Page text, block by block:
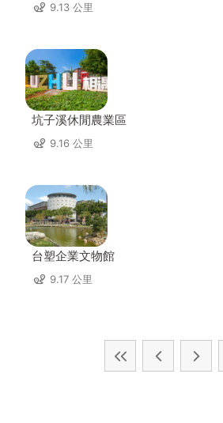
9.13 公里
坑子溪休閒農業區
9.16 公里
台塑企業文物館
9.17 公里